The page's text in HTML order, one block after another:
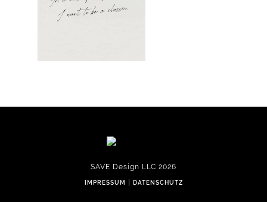
SAVE Design LLC 2026
IMPRESSUM DATENSCHUTZ